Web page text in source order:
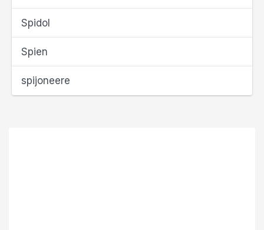
Spidol
Spien
spijoneere